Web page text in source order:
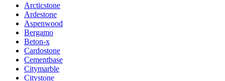
Arcticstone
Ardestone
Aspenwood
Bergamo
Beton-x
Cardostone
Cementbase
Citymarble
Citystone